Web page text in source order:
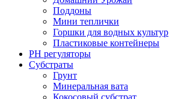
Поддоны
Мини теплички
Горшки для водных культур
Пластиковые контейнеры
PH регуляторы
Субстраты
Грунт
Минеральная вата
Кокосовый субстрат